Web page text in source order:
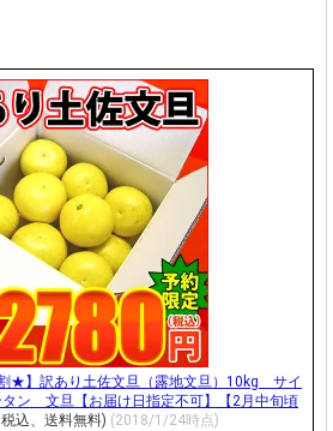
★】訳あり土佐文旦（露地文旦）10kg サイ
ン 文旦【お届け日指定不可】【2月中旬頃
込、送料無料) (2018/1/24時点)